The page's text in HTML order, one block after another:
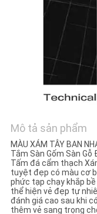
WEB
CHÍNH
SÁCH
Mô tả sản phẩm
MÀU XÁM TÂY BAN
Tắm Sàn Gốm Sàn
Tấm đá cẩm thạch
tuyệt đẹp có màu cơ
phức tạp chạy khắp
thể hiện vẻ đẹp tự
đánh giá cao sau khi
thêm vẻ sang trọng